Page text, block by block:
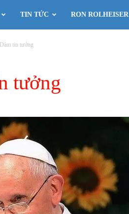
TIN TỨC RON ROLHEISER
tin tưởng
tưởng